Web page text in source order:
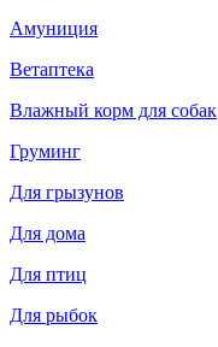
Амуниция
Ветаптека
Влажный корм для собак
Груминг
Для грызунов
Для дома
Для птиц
Для рыбок